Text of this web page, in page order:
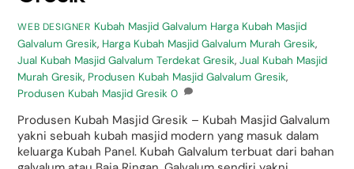
WEB DESIGNER Kubah Masjid Galvalum Harga Kubah Masjid
Galvalum Gresik, Harga Kubah Masjid Galvalum Murah Gresik,
Jual Kubah Masjid Galvalum Terdekat Gresik,Jual Kubah Masjid
Murah Gresik, Produsen Kubah Masjid Galvalum Gresik,
Produsen Kubah Masjid Gresik 0
Produsen Kubah Masjid Gresik – Kubah Masjid Galvalum
yakni sebuah kubah masjid modern yang masuk dalam
keluarga Kubah Panel. Kubah Galvalum terbuat dari bahan